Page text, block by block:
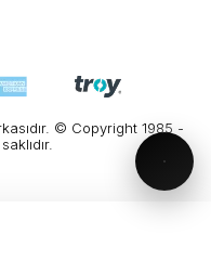
© Copyright 1985 -